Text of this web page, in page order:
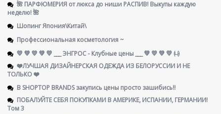
🌺 ПАРФЮМЕРИЯ от люкса до ниши РАСПИВ! Выкупы каждую
неделю! 🌺
Шопинг Япония\Китай\
Профессиональная косметология ~
💛 💚 💛 💚 💛 ___ ЭНГРОС - Клубные цены ___ 💚 💛 💚 💛 ㈏
❤️ЛУЧШАЯ ДИЗАЙНЕРСКАЯ ОДЕЖДА ИЗ БЕЛОРУССИИ И НЕ
ТОЛЬКО ❤️
В SHOPTOP BRANDS закупись цены просто зашибись!!
ПОБАЛУЙТЕ СЕБЯ ПОКУПКАМИ В АМЕРИКЕ, ИСПАНИИ, ГЕРМАНИИ!
Том 3